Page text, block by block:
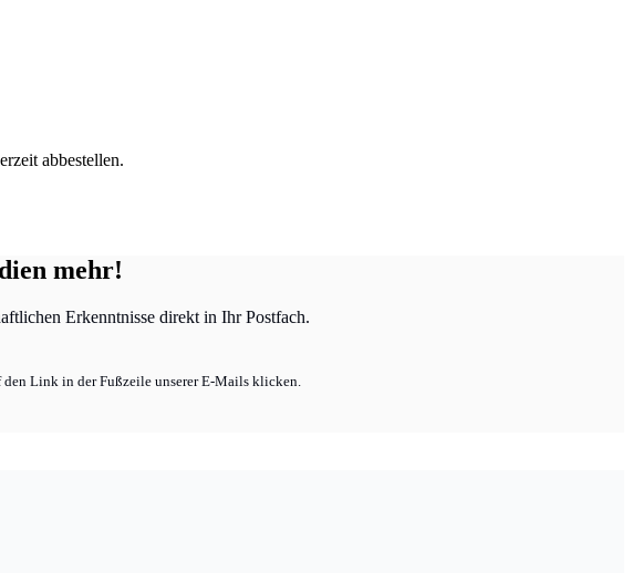
abbestellen.
mehr!
Erkenntnisse direkt in Ihr Postfach.
Link in der Fußzeile unserer E-Mails klicken.